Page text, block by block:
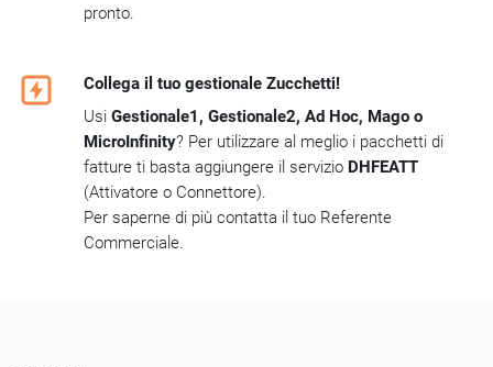
pronto.
Collega il tuo gestionale Zucchetti!
Usi Gestionale1, Gestionale2, Ad Hoc, Mago o
MicroInfinity? Per utilizzare al meglio i pacchetti di
fatture ti basta aggiungere il servizio DHFEATT
(Attivatore o Connettore).
Per saperne di più contatta il tuo Referente
Commerciale.